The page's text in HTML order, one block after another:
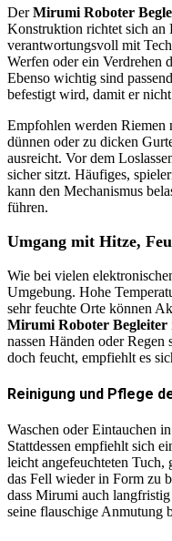
DerMirumi Roboter
Konstruktion richtet sich an
verantwortungsvoll mit
Werfen oder ein Verdrehen
Ebenso wichtig sind
befestigt wird, damit er
Empfohlen werden Riemen
dünnen oder zu dicken
ausreicht. Vor dem
sicher sitzt. Häufiges,
kann den Mechanismus
führen.
Umgang mit Hitze,
Wie bei vielen
Umgebung. Hohe
sehr feuchte Orte können
Mirumi Roboter Begleiter
nassen Händen oder
doch feucht, empfiehlt es
Reinigung und Pflege
Waschen oder Eintauchen
Stattdessen empfiehlt sich
leicht angefeuchteten Tuch,
das Fell wieder in Form zu
dass Mirumi auch
seine flauschige Anmutung